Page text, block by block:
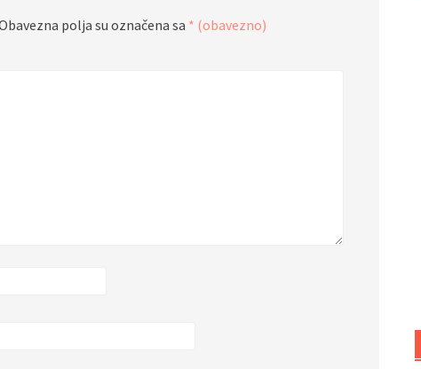
polja su označena sa * (obavezno)